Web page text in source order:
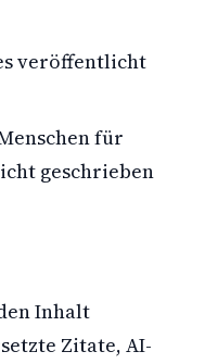
veröffentlicht
für
geschrieben
Inhalt
Zitate, AI-